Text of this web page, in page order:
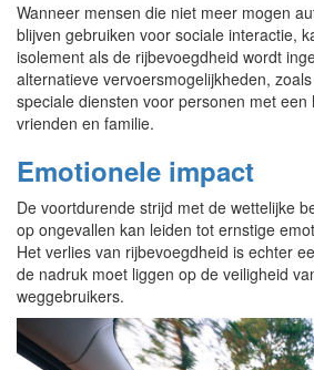
Wanneer mensen die niet meer mogen
blijven gebruiken voor sociale interactie,
isolement als de rijbevoegdheid wordt
alternatieve vervoersmogelijkheden,
speciale diensten voor personen met een
vrienden en familie.
Emotionele impact
De voortdurende strijd met de wettelijke
op ongevallen kan leiden tot ernstige
Het verlies van rijbevoegdheid is echter
de nadruk moet liggen op de veiligheid
weggebruikers.